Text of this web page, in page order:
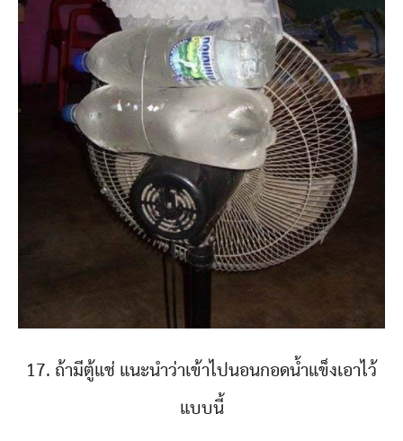
17. ถ้ามีตู้แช่ แนะนำว่าเข้าไปนอนกอดน้ำแข็งเอาไว้
แบบนี้